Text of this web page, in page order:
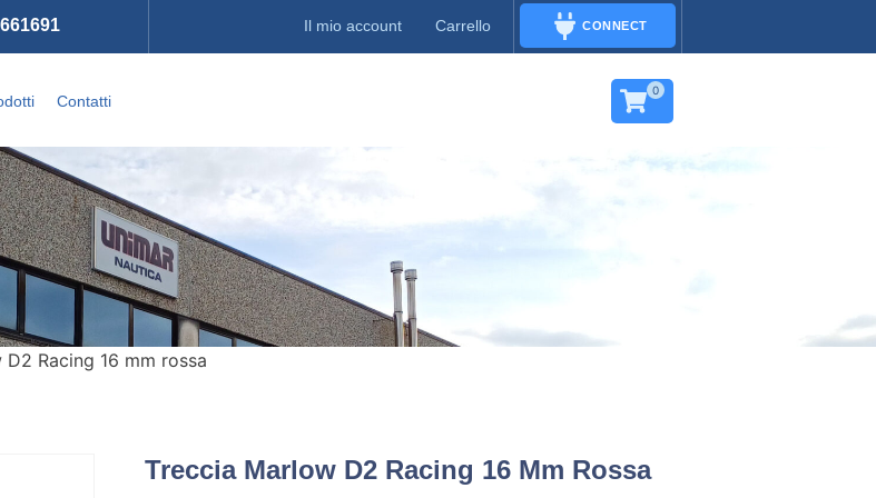
Il mio account Carrello CONNECT
Contatti
0
Racing 16 mm rossa
Treccia Marlow D2 Racing 16 Mm Rossa